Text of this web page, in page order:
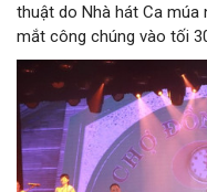
thuật do Nhà hát Ca múa
mắt công chúng vào tối
Long (số 31 - 33 phố